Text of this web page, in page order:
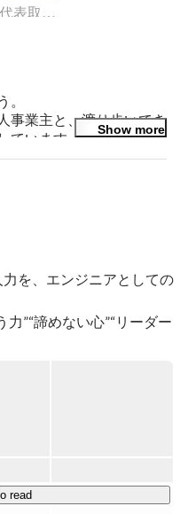
代表取締役
。
事業主と、渡り歩いてき
ています。
っています。
Show more
力を、エンジニアとしての
”“諦めない心”“リーダー
read